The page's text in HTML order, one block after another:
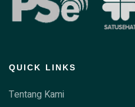
QUICK LINKS
Tentang Kami